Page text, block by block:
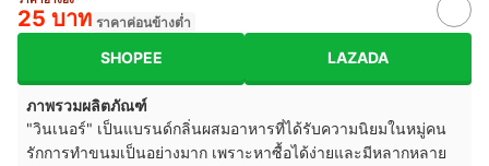
25 บาท ราคาค่อนข้างต่ำ
SHOPEE LAZADA
ภาพรวมผลิตภัณฑ์
"วินเนอร์" เป็นแบรนด์กลิ่นผสมอาหารที่ได้รับความนิยมในหมู่คน
รักการทำขนมเป็นอย่างมาก เพราะหาซื้อได้ง่ายและมีหลากหลาย